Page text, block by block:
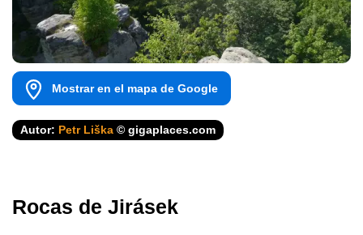
Mostrar en el mapa de Google
Autor: Petr Liška © gigaplaces.com
Rocas de Jirásek